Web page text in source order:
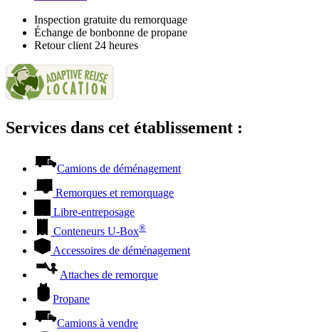
Inspection gratuite du remorquage
Échange de bonbonne de propane
Retour client 24 heures
Services dans cet établissement :
Camions de déménagement
Remorques et remorquage
Libre-entreposage
Conteneurs U-Box®
Accessoires de déménagement
Attaches de remorque
Propane
Camions à vendre